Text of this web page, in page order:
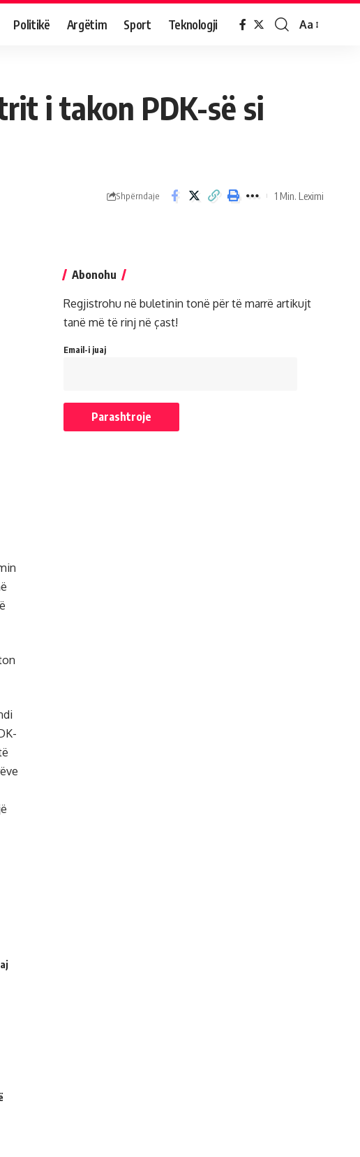
Politikë Argëtim Sport Teknologji Aa
i takon PDK-së si
Shpërndaje 1 Min. Leximi
Abonohu
Regjistrohu në buletinin tonë për të marrë artikujt
tanë më të rinj në çast!
Email-i juaj